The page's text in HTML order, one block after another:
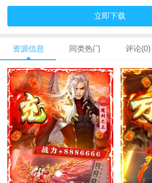
立即下载
资源信息 同类热门 评论(0)